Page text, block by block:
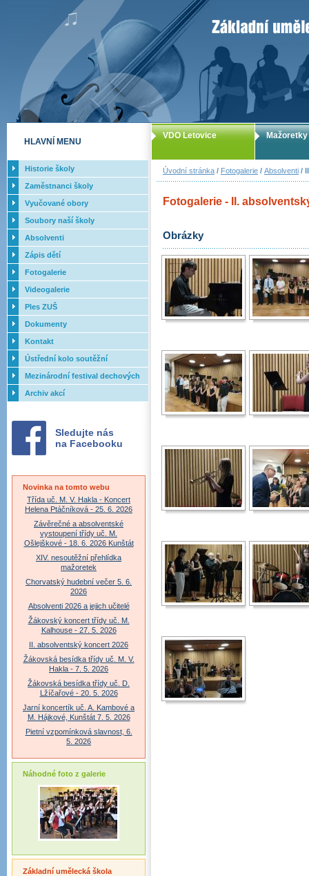
ZUŠ Letovice
Úvodní stránka / Fotogalerie / Absolventi /
Fotogalerie - II.
Obrázky
VDO Letovice Mažoretky
HLAVNÍ MENU
Historie školy
Zaměstnanci školy
Vyučované obory
Soubory naší školy
Absolventi
Zápis dětí
Fotogalerie
Videogalerie
Ples ZUŠ
Dokumenty
Kontakt
Ústřední kolo soutěžní
přehlídky dechových orchestrů
ZUŠ - 2017
Mezinárodní festival dechových
orchestrů - Letovice
Archiv akcí
Sledujte nás
na Facebooku
Novinka na tomto webu
Třída uč. M. V. Hakla - Koncert
Helena Ptáčníková - 25. 6. 2026
Závěrečné a absolventské
vystoupení třídy uč. M.
Ošlejškové - 18. 6. 2026 Kunštát
XIV. nesoutěžní přehlídka
mažoretek
Chorvatský hudební večer 5. 6.
2026
Absolventi 2026 a jejich učitelé
Žákovský koncert třídy uč. M.
Kalhouse - 27. 5. 2026
II. absolventský koncert 2026
Žákovská besídka třídy uč. M. V.
Hakla - 7. 5. 2026
Žákovská besídka třídy uč. D.
Lžíčařové - 20. 5. 2026
Jarní koncertík uč. A. Kambové a
M. Hájkové, Kunštát 7. 5. 2026
Pietní vzpomínková slavnost, 6.
5. 2026
Náhodné foto z galerie
Základní umělecká škola